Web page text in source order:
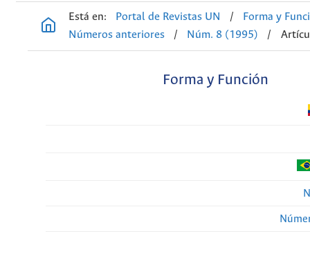
Está en: Portal de Revistas UN /
Forma y
Números anteriores
/ Núm. 8 (1995) /
Forma y Función